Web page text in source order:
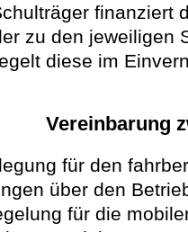
finanziert
zu den jeweiligen
diese im
Vereinbarung
für den
über den
für die